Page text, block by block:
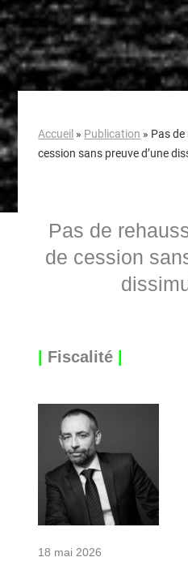
Accueil » Publication » Pas
cession sans preuve d’une
Pas de
de cession
| Fiscalité |
18 mai 2026